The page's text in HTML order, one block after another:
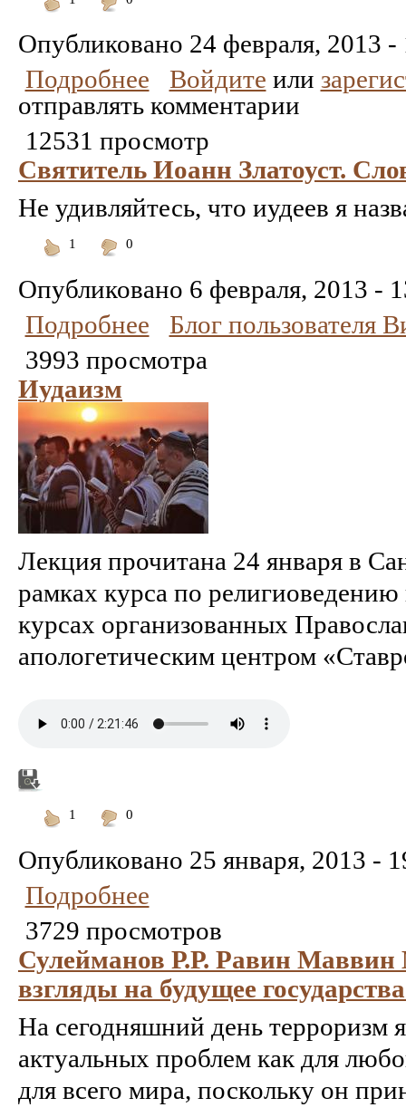
Опубликовано 24 февраля, 2013 -
Подробнее
Войдите или
отправлять комментарии
12531 просмотр
Святитель Иоанн Златоуст.
Не удивляйтесь, что иудеев я
1
0
Опубликовано 6 февраля, 2013 -
Подробнее
Блог пользователя
3993 просмотра
Иудаизм
Лекция прочитана 24 января в
рамках курса по
курсах организованных
апологетическим центром
1
0
Опубликовано 25 января, 2013 -
Подробнее
3729 просмотров
Сулейманов Р.Р. Равин Маввин
взгляды на будущее
На сегодняшний день терроризм
актуальных проблем как для
для всего мира, поскольку он